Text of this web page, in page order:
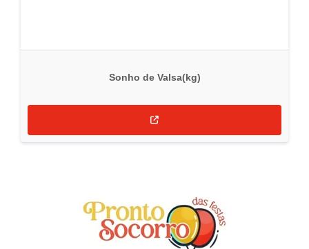
Sonho de Valsa(kg)